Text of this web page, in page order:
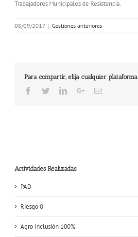
Trabajadores Municipales de Resistencia.
08/09/2017 | Gestiones anteriores
Para compartir, elija cualquier plataforma
Facebook
TwitterLinkedInGoogle+Email
Actividades Realizadas
PAD
Riesgo 0
Agro Inclusión 100%